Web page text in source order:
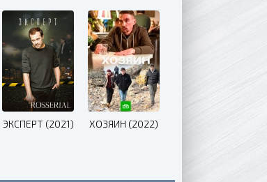
ЭКСПЕРТ (2021) ХОЗЯИН (2022)